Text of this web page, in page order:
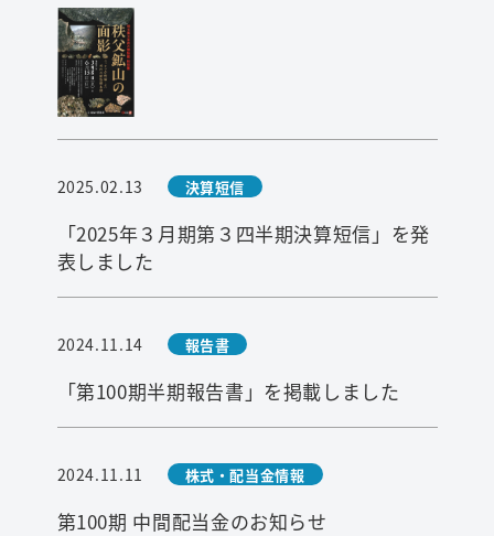
2025.02.13 決算短信
「2025年３月期第３四半期決算短信」を発
表しました
2024.11.14 報告書
「第100期半期報告書」を掲載しました
2024.11.11 株式・配当金情報
第100期 中間配当金のお知らせ